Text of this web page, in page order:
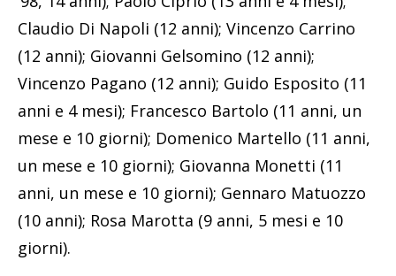
Claudio Di Napoli (12 anni); Vincenzo Carrino
(12 anni); Giovanni Gelsomino (12 anni);
Vincenzo Pagano (12 anni); Guido Esposito (11
anni e 4 mesi); Francesco Bartolo (11 anni, un
mese e 10 giorni); Domenico Martello (11 anni,
un mese e 10 giorni); Giovanna Monetti (11
anni, un mese e 10 giorni); Gennaro Matuozzo
(10 anni); Rosa Marotta (9 anni, 5 mesi e 10
giorni).